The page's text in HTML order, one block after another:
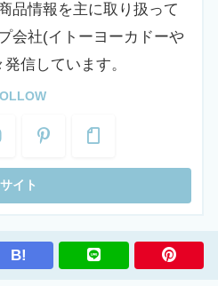
品情報を主に取り扱って
会社(イトーヨーカドーや
信しています。
B!